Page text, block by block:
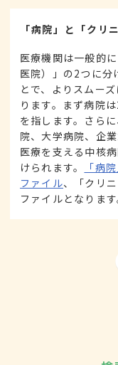
「病院」と「クリ
医療機関は一般的
医院）」の2つに分
とで、よりスムー
ります。まず病院
を指します。さら
院、大学病院、企
医療を支える中核
けられます。
「病
ファイル、「クリ
ファイルとなります